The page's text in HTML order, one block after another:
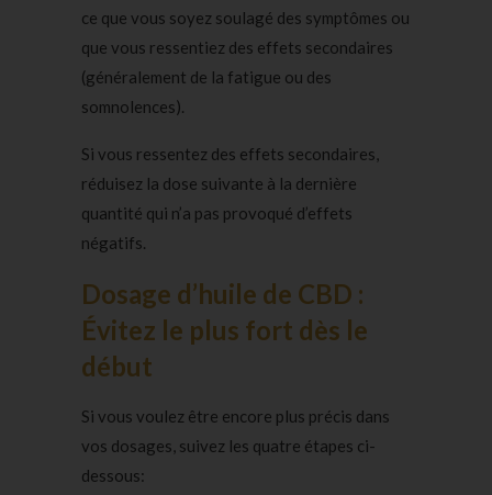
ce que vous soyez soulagé des symptômes ou
que vous ressentiez des effets secondaires
(généralement de la fatigue ou des
somnolences).
Si vous ressentez des effets secondaires,
réduisez la dose suivante à la dernière
quantité qui n’a pas provoqué d’effets
négatifs.
Dosage d’huile de CBD :
Évitez le plus fort dès le
début
Si vous voulez être encore plus précis dans
vos dosages, suivez les quatre étapes ci-
dessous: